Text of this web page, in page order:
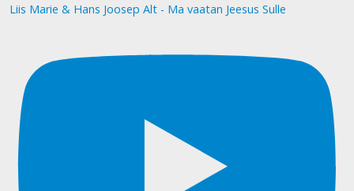
Liis Marie & Hans Joosep Alt - Ma vaatan Jeesus Sulle